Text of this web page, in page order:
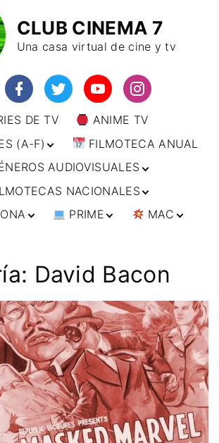
CLUB CINEMA 7
Una casa virtual de cine y tv
DE TV
ANIME TV
(A-F)
(F-L)
(L-
FILMOTECA ANUAL
AUDIOVISUALES
MARCIALES
DOCUMENTAL
NEGRO / CRIMEN /
/ MITOLÓGICO
NACIONALES
CHILE
ESTADOS UNIDOS
MÉXICO
URUGUAY
ASIA
JAPÓN
RUSIA
ALEMANIA
AUSTRIA
BÉLGICA
DINAMARCA
ESPAÑA
FRANCIA
ITALIA
PAISES BAJOS
AUSTRALIA
& VIDEO
DE
WEB
PRIME
IMPRESCINDIBLES
MAC
🗨 CÓMICS
David Bacon